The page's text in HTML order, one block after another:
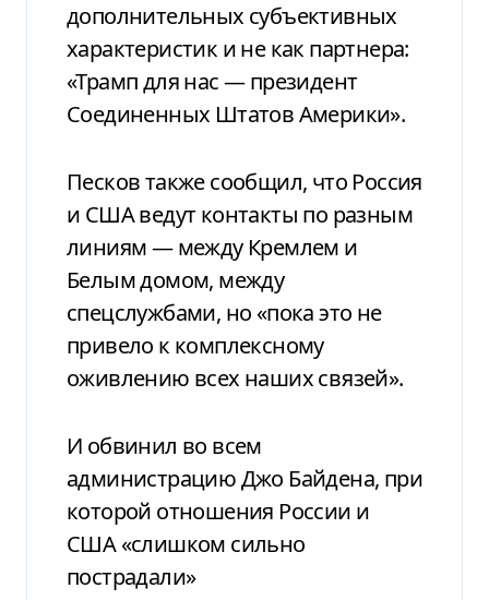
дополнительных субъективных
характеристик и не как партнера:
«Трамп для нас — президент
Соединенных Штатов Америки».
Песков также сообщил, что Россия
и США ведут контакты по разным
линиям — между Кремлем и
Белым домом, между
спецслужбами, но «пока это не
привело к комплексному
оживлению всех наших связей».
И обвинил во всем
администрацию Джо Байдена, при
которой отношения России и
США «слишком сильно
пострадали»